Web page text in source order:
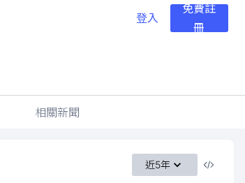
登入
免費註
冊
相關新聞
近5年